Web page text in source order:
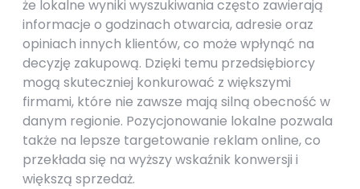
że lokalne wyniki wyszukiwania często zawierają
informacje o godzinach otwarcia, adresie oraz
opiniach innych klientów, co może wpłynąć na
decyzję zakupową. Dzięki temu przedsiębiorcy
mogą skuteczniej konkurować z większymi
firmami, które nie zawsze mają silną obecność w
danym regionie. Pozycjonowanie lokalne pozwala
także na lepsze targetowanie reklam online, co
przekłada się na wyższy wskaźnik konwersji i
większą sprzedaż.